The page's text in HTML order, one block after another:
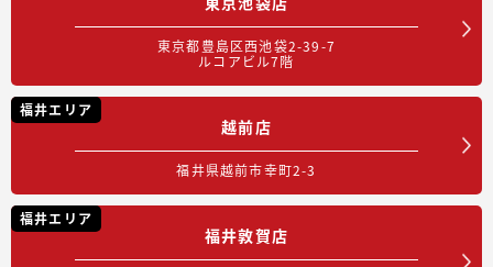
東京都豊島区西池袋2-39-7
ルコアビル7階
福井エリア
越前店
福井県越前市幸町2-3
福井エリア
福井敦賀店